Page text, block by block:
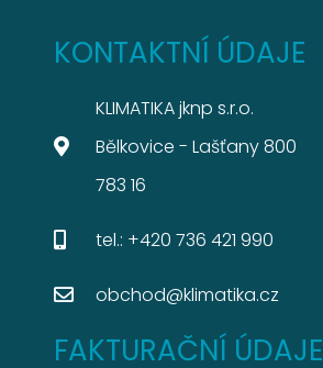
KONTAKTNÍ ÚDAJE
KLIMATIKA jknp s.r.o.
Bělkovice - Lašťany 800
783 16
tel.: +420 736 421 990
obchod@klimatika.cz
FAKTURAČNÍ ÚDAJE